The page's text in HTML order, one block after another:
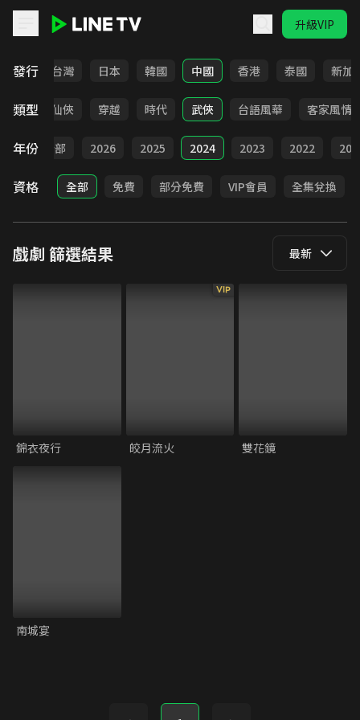
升級VIP
發行
全部 台灣 日本 韓國 中國 香港 泰國 新加
類型
療癒 仙俠 穿越 時代 武俠 台語風華 客家風情
年份 全部 2026 2025 2024 2023 2022
資格 全部 免費 部分免費 VIP會員 全集兌換
戲劇 篩選結果 最新
錦衣夜行
VIP
皎月流火 雙花鏡
南城宴